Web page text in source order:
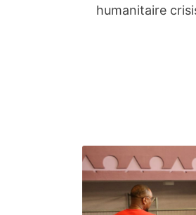
humanitaire